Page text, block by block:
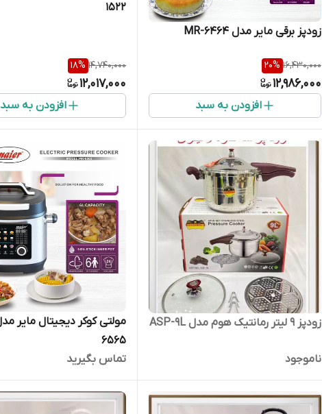
زودپز برقی مایر مدل MR-6464
16,430,000
20%
12,986,000
افزودن به سبد
1522
14,740,000
18%
12,017,000
افزودن به سبد
زودپز 9 لیتر رمانتیک هوم مدل ASP-9L
ناموجود
6565
تماس بگیرید